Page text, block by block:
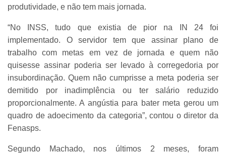
produtividade, e não tem mais jornada.
“No INSS, tudo que existia de pior na IN 24 foi
implementado. O servidor tem que assinar plano de
trabalho com metas em vez de jornada e quem não
quisesse assinar poderia ser levado à corregedoria por
insubordinação. Quem não cumprisse a meta poderia ser
demitido por inadimplência ou ter salário reduzido
proporcionalmente. A angústia para bater meta gerou um
quadro de adoecimento da categoria”, contou o diretor da
Fenasps.
Segundo Machado, nos últimos 2 meses, foram